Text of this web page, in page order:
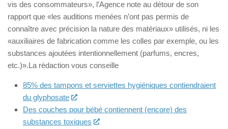
vis des consommateurs», l’Agence note au détour de son
rapport que «les auditions menées n’ont pas permis de
connaître avec précision la nature des matériaux» utilisés, ni les
«auxiliaires de fabrication comme les colles par exemple, ou les
substances ajoutées intentionnellement (parfums, encres,
etc.)».La rédaction vous conseille
85% des tampons et serviettes hygiéniques contiendraient
du glyphosate
Des couches pour bébé contiennent (encore) des
substances toxiques